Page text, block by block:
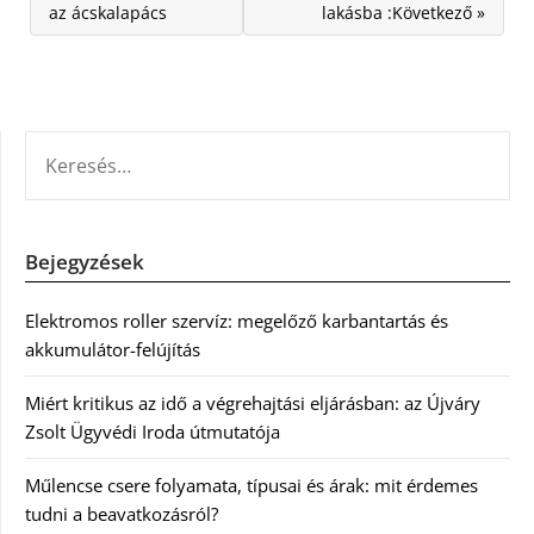
az ácskalapács
lakásba :Következő »
Bejegyzések
Elektromos roller szervíz: megelőző karbantartás és
akkumulátor-felújítás
Miért kritikus az idő a végrehajtási eljárásban: az Újváry
Zsolt Ügyvédi Iroda útmutatója
Műlencse csere folyamata, típusai és árak: mit érdemes
tudni a beavatkozásról?